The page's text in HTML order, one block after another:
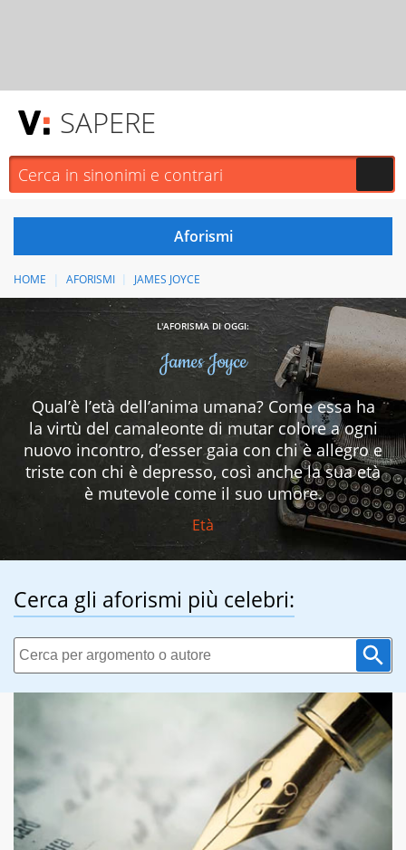
SAPERE
HOME AFORISMI JAMES JOYCE
L'AFORISMA DI OGGI:
James Joyce
Qual’è l’età dell’anima umana? Come essa ha
la virtù del camaleonte di mutar colore a ogni
nuovo incontro, d’esser gaia con chi è allegro e
triste con chi è depresso, così anche la sua età
è mutevole come il suo umore.
Età
Cerca gli aforismi più celebri: